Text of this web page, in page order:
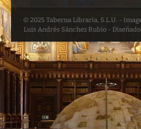
© 2025 Taberna Libraria, S.L.U. -
Luis Andrés Sánchez Rubio -